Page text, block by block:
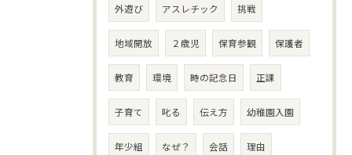
外遊び アスレチック 挑戦
地域開放 ２歳児 保育参観 保護者
教育 環境 時の記念日 正課
子育て 叱る 伝え方 幼稚園入園
年少組 なぜ？ 会話 理由